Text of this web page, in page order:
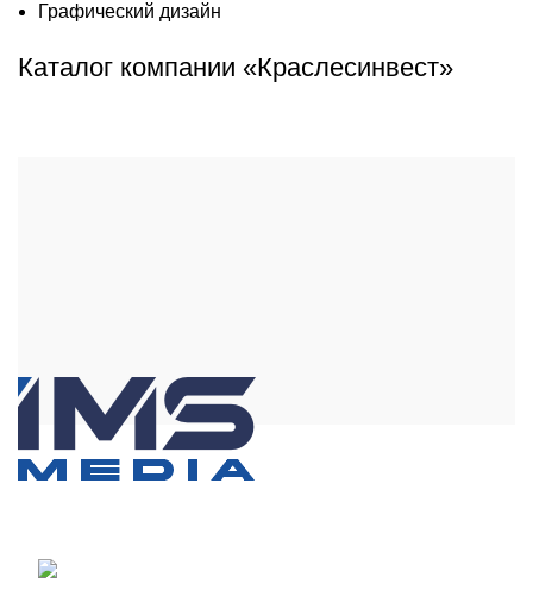
Графический дизайн
Каталог компании «Краслесинвест»